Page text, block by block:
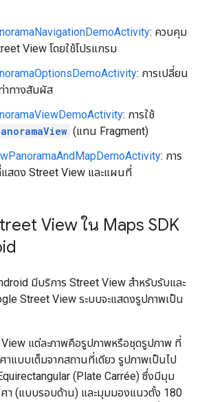
: ควบคุม
View โดยใช้โปรแกรม
: การเปลี่ยน
าทางสัมผัส
: การใช้
(แทน Fragment)
: การ
สดง Street View และแผนที่
View ใน Maps SDK
มีบริการ Street View สำหรับรับและ
Street View ระบบจะแสดงรูปภาพเป็น
View แต่ละภาพคือรูปภาพหรือชุดรูปภาพ ที่
แบบเต็มจากสถานที่เดียว รูปภาพเป็นไป
(Plate Carrée) ซึ่งมีมุม
า (แบบรอบด้าน) และมุมมองแนวตั้ง 180